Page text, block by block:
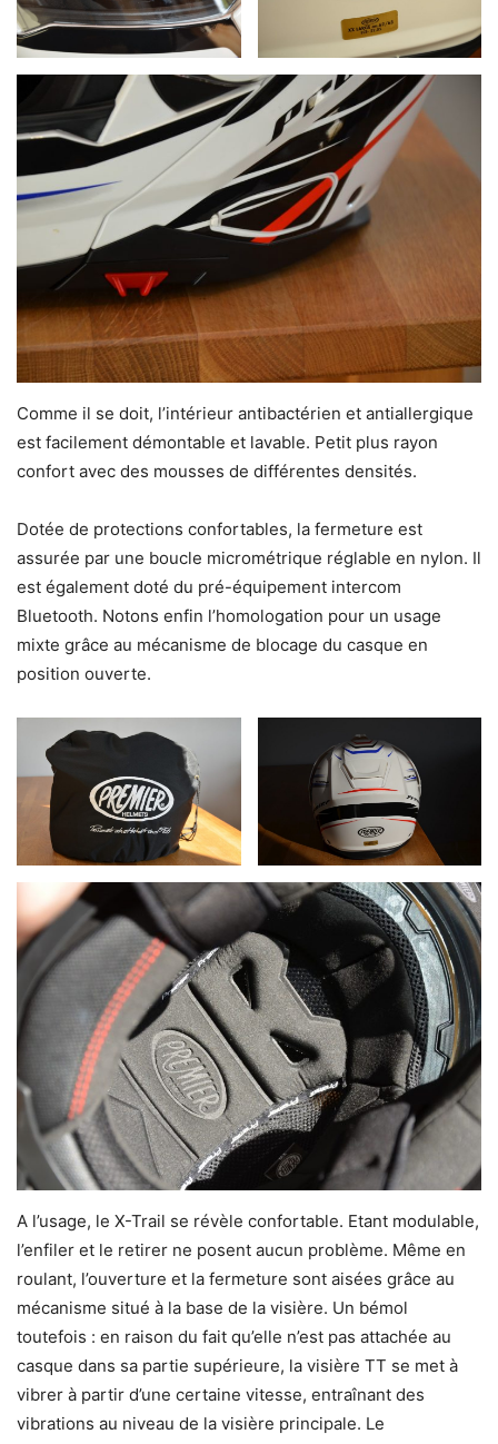
Comme il se doit, l’intérieur antibactérien et antiallergique
est facilement démontable et lavable. Petit plus rayon
confort avec des mousses de différentes densités.
Dotée de protections confortables, la fermeture est
assurée par une boucle micrométrique réglable en nylon. Il
est également doté du pré-équipement intercom
Bluetooth. Notons enfin l’homologation pour un usage
mixte grâce au mécanisme de blocage du casque en
position ouverte.
A l’usage, le X-Trail se révèle confortable. Etant modulable,
l’enfiler et le retirer ne posent aucun problème. Même en
roulant, l’ouverture et la fermeture sont aisées grâce au
mécanisme situé à la base de la visière. Un bémol
toutefois : en raison du fait qu’elle n’est pas attachée au
casque dans sa partie supérieure, la visière TT se met à
vibrer à partir d’une certaine vitesse, entraînant des
vibrations au niveau de la visière principale. Le